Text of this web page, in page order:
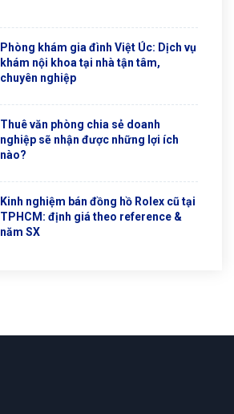
Phòng khám gia đình Việt Úc: Dịch vụ
khám nội khoa tại nhà tận tâm,
chuyên nghiệp
Thuê văn phòng chia sẻ doanh
nghiệp sẽ nhận được những lợi ích
nào?
Kinh nghiệm bán đồng hồ Rolex cũ tại
TPHCM: định giá theo reference &
năm SX